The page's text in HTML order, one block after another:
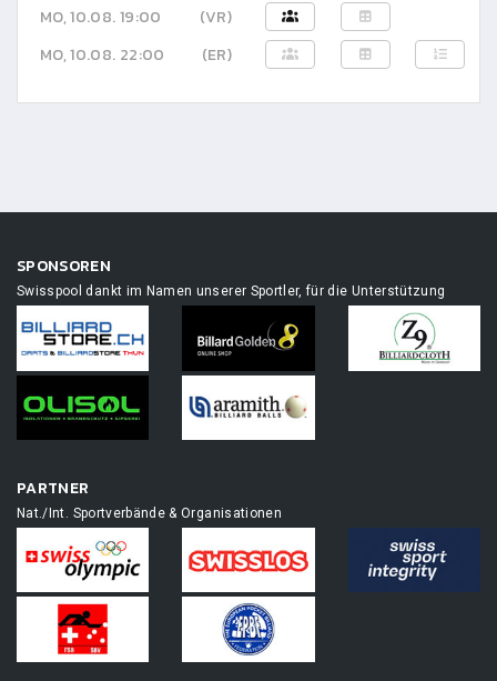
MO, 10.08. 19:00
(VR)
MO, 10.08. 22:00
(ER)
SPONSOREN
Swisspool dankt im Namen unserer Sportler, für die Unterstützung
PARTNER
Nat./Int. Sportverbände & Organisationen